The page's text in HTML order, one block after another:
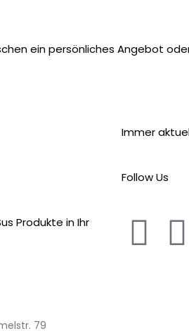
ein persönliches Angebot
Produkte in Ihr
Immer
Follow Us
79